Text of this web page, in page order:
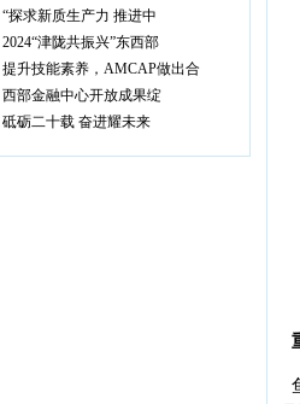
“探求新质生产力 推进中
2024“津陇共振兴”东西部
提升技能素养，AMCAP做出合
西部金融中心开放成果绽
砥砺二十载 奋进耀未来